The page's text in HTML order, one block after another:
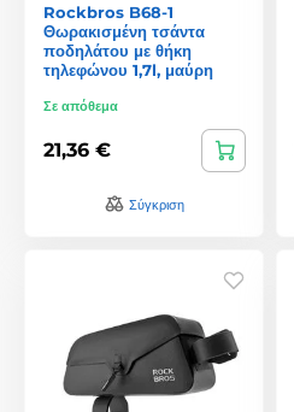
Rockbros B68-1
Θωρακισμένη τσάντα
ποδηλάτου με θήκη
τηλεφώνου 1,7l, μαύρη
Σε απόθεμα
21,36 €
Σύγκριση